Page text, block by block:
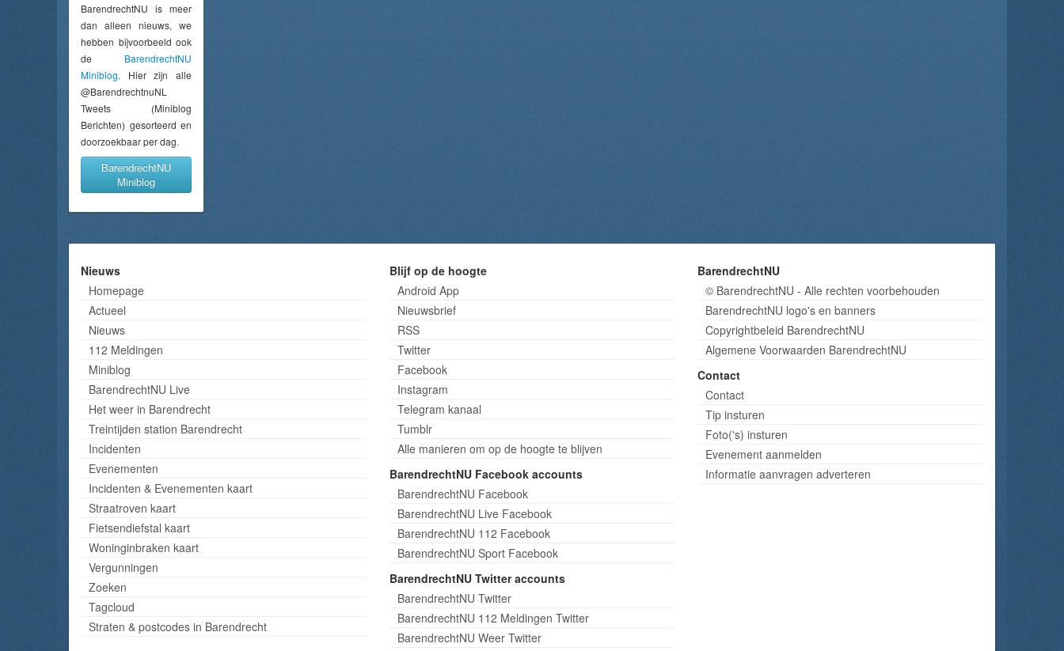
BarendrechtNU is meer
dan alleen nieuws, we
hebben bijvoorbeeld ook
de BarendrechtNU
Miniblog. Hier zijn alle
@BarendrechtnuNL
Tweets (Miniblog
Berichten) gesorteerd en
doorzoekbaar per dag.
BarendrechtNU
Miniblog
Nieuws
Homepage
Actueel
Nieuws
112 Meldingen
Miniblog
BarendrechtNU Live
Het weer in Barendrecht
Treintijden station Barendrecht
Incidenten
Evenementen
Incidenten & Evenementen kaart
Straatroven kaart
Fietsendiefstal kaart
Woninginbraken kaart
Vergunningen
Zoeken
Tagcloud
Straten & postcodes in Barendrecht
Blijf op de hoogte
Android App
Nieuwsbrief
RSS
Twitter
Facebook
Instagram
Telegram kanaal
Tumblr
Alle manieren om op de hoogte te blijven
BarendrechtNU Facebook accounts
BarendrechtNU Facebook
BarendrechtNU Live Facebook
BarendrechtNU 112 Facebook
BarendrechtNU Sport Facebook
BarendrechtNU Twitter accounts
BarendrechtNU Twitter
BarendrechtNU 112 Meldingen Twitter
BarendrechtNU Weer Twitter
BarendrechtNU
© BarendrechtNU - Alle rechten voorbehouden
BarendrechtNU logo's en banners
Copyrightbeleid BarendrechtNU
Algemene Voorwaarden BarendrechtNU
Contact
Contact
Tip insturen
Foto('s) insturen
Evenement aanmelden
Informatie aanvragen adverteren